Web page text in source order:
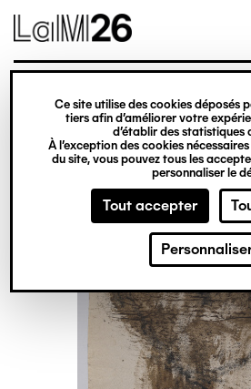
Gestion des cookies
Ce site utilise des cookies déposés
tiers afin d’améliorer votre
d’établir des statistiques
À l’exception des cookies
du site, vous pouvez tous les
personnaliser le
Tout accepter
contenu